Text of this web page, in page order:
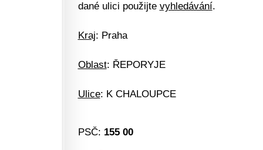
dané ulici použijte vyhledávání.
Kraj: Praha
Oblast: ŘEPORYJE
Ulice: K CHALOUPCE
PSČ: 155 00